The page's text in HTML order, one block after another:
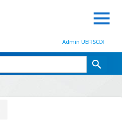
Admin UEFISCDI